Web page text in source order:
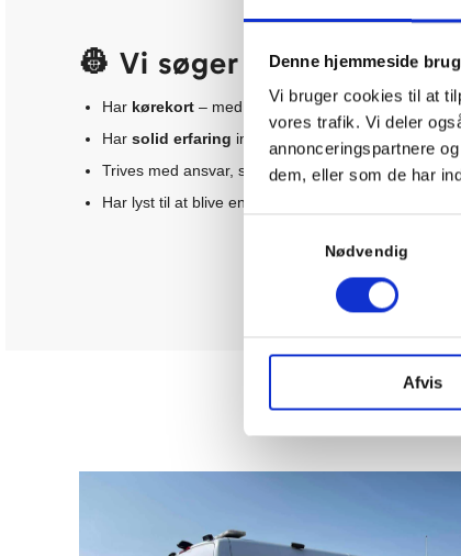
Denne hjemmeside
Vi bruger cookies til at
vores trafik. Vi deler
annonceringspartnere
dem, eller som de har
Nødvendig
Afvis
👷 Vi søger dig, der:
Har kørekort– med t
railer (BE)
Har solid erfaring inden for branchen
Trives med ansvar, samarbejde og kundekontakt
Har lyst til at blive en del af et team, hvor man